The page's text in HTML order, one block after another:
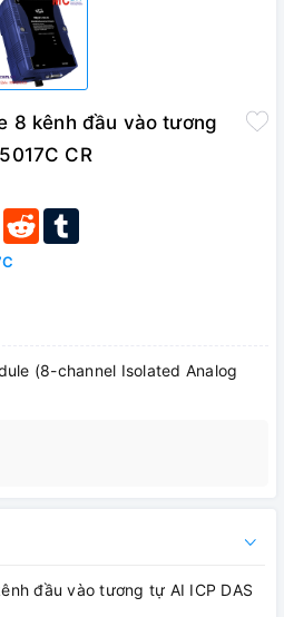
8 kênh đầu vào tương
CR
LinkedInReddit
(8-channel Isolated Analog
đầu vào tương tự AI ICP DAS